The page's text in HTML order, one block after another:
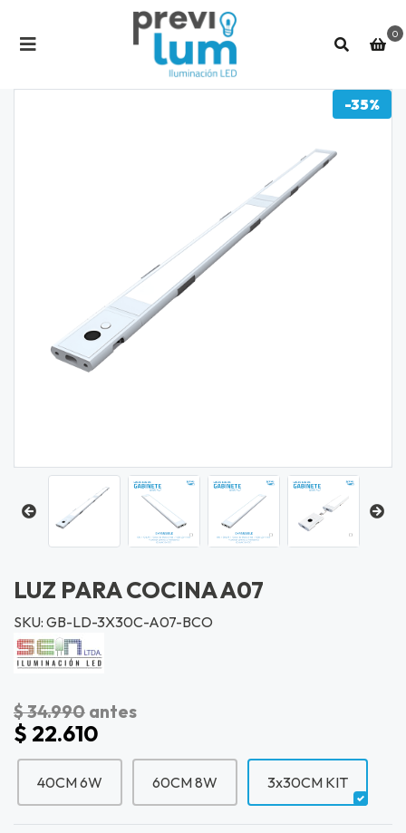
0
-35%
LUZ PARA COCINA A07
SKU: GB-LD-3X30C-A07-BCO
$ 34.990 antes
$ 22.610
40CM 6W 60CM 8W 3x30CM KIT